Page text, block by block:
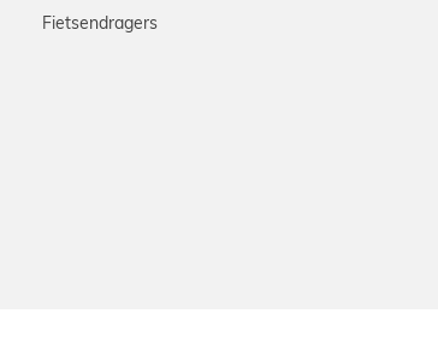
Fietsendragers